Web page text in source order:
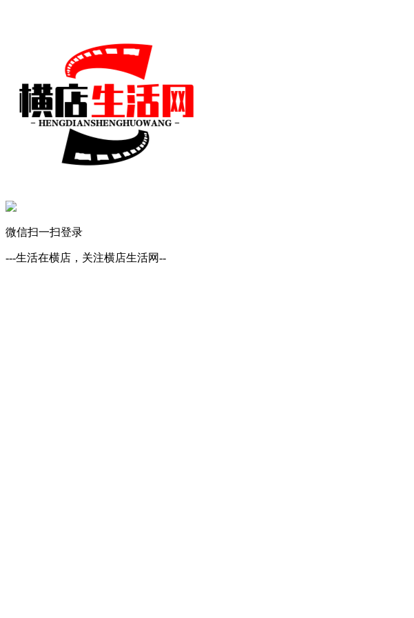
微信扫一扫登录
---生活在横店，关注横店生活网--